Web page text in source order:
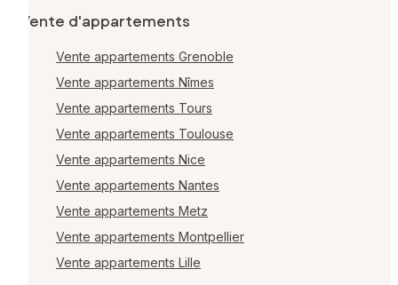
Vente d'appartements
Vente appartements Grenoble
Vente appartements Nîmes
Vente appartements Tours
Vente appartements Toulouse
Vente appartements Nice
Vente appartements Nantes
Vente appartements Metz
Vente appartements Montpellier
Vente appartements Lille